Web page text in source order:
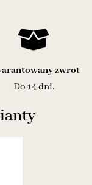
zwrot
Do 14 dni.